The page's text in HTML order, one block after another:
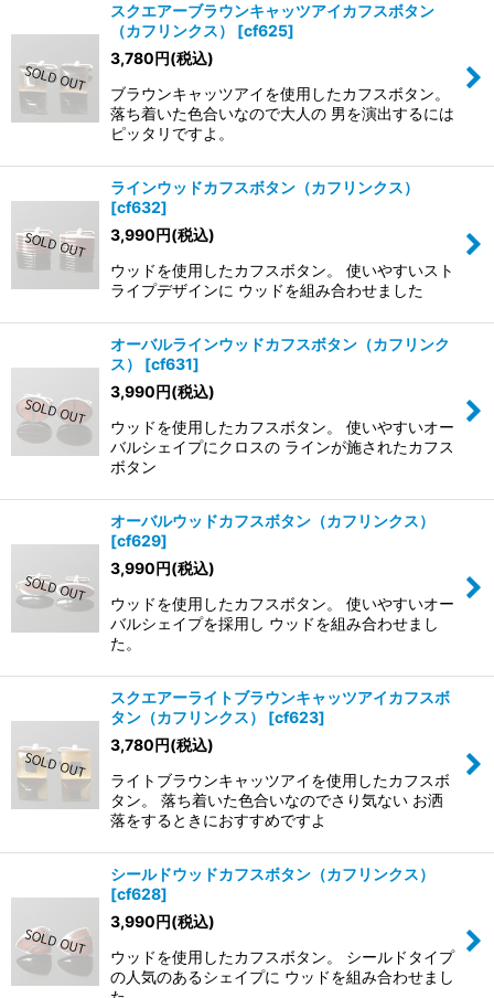
スクエアーブラウンキャッツアイカフスボタン
（カフリンクス）
[cf625]
3,780円(税込)
ブラウンキャッツアイを使用したカフスボタン。
落ち着いた色合いなので大人の 男を演出するには
ピッタリですよ。
ラインウッドカフスボタン（カフリンクス）
[cf632]
3,990円(税込)
ウッドを使用したカフスボタン。 使いやすいスト
ライプデザインに ウッドを組み合わせました
オーバルラインウッドカフスボタン（カフリンク
ス）
[cf631]
3,990円(税込)
ウッドを使用したカフスボタン。 使いやすいオー
バルシェイプにクロスの ラインが施されたカフス
ボタン
オーバルウッドカフスボタン（カフリンクス）
[cf629]
3,990円(税込)
ウッドを使用したカフスボタン。 使いやすいオー
バルシェイプを採用し ウッドを組み合わせまし
た。
スクエアーライトブラウンキャッツアイカフスボ
タン（カフリンクス）
[cf623]
3,780円(税込)
ライトブラウンキャッツアイを使用したカフスボ
タン。 落ち着いた色合いなのでさり気ない お洒
落をするときにおすすめですよ
シールドウッドカフスボタン（カフリンクス）
[cf628]
3,990円(税込)
ウッドを使用したカフスボタン。 シールドタイプ
の人気のあるシェイプに ウッドを組み合わせまし